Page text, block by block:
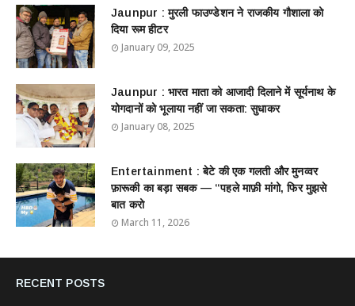
Jaunpur : ​मुरली फाउण्डेशन ने राजकीय गौशाला को
दिया रूम हीटर
January 09, 2025
Jaunpur : ​भारत माता को आजादी दिलाने में सूर्यनाथ के
योगदानों को भूलाया नहीं जा सकता: सुधाकर
January 08, 2025
Entertainment : बेटे की एक गलती और मुनव्वर
फ़ारूकी का बड़ा सबक — “पहले माफ़ी मांगो, फिर मुझसे
बात करो
March 11, 2026
RECENT POSTS